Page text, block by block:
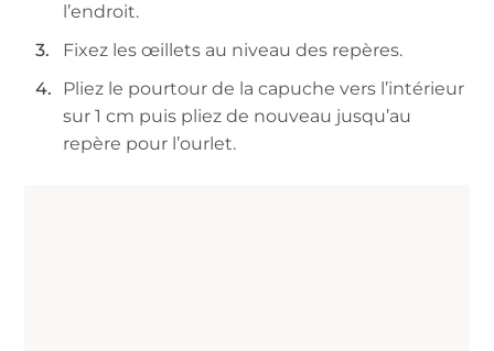
l’endroit.
Fixez les œillets au niveau des repères.
Pliez le pourtour de la capuche vers l’intérieur
sur 1 cm puis pliez de nouveau jusqu’au
repère pour l’ourlet.